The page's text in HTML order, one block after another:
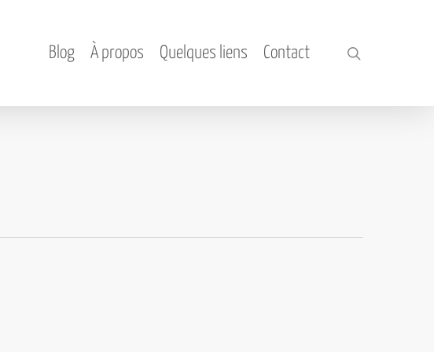
Blog À propos Quelques liens Contact